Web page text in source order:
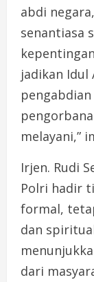
abdi
senantiasa
jadikan Idul
melayani,”
Irjen. Rudi
Polri hadir
formal,
dan
dari